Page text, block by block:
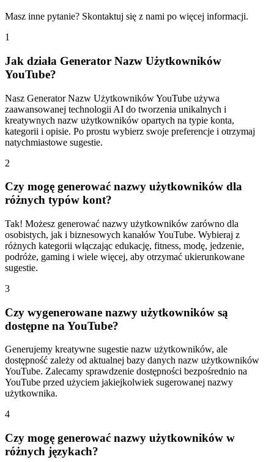
Masz inne pytanie? Skontaktuj się z nami po więcej informacji.
1
Jak działa Generator Nazw Użytkowników
YouTube?
Nasz Generator Nazw Użytkowników YouTube używa
zaawansowanej technologii AI do tworzenia unikalnych i
kreatywnych nazw użytkowników opartych na typie konta,
kategorii i opisie. Po prostu wybierz swoje preferencje i otrzymaj
natychmiastowe sugestie.
2
Czy mogę generować nazwy użytkowników dla
różnych typów kont?
Tak! Możesz generować nazwy użytkowników zarówno dla
osobistych, jak i biznesowych kanałów YouTube. Wybieraj z
różnych kategorii włączając edukację, fitness, modę, jedzenie,
podróże, gaming i wiele więcej, aby otrzymać ukierunkowane
sugestie.
3
Czy wygenerowane nazwy użytkowników są
dostępne na YouTube?
Generujemy kreatywne sugestie nazw użytkowników, ale
dostępność zależy od aktualnej bazy danych nazw użytkowników
YouTube. Zalecamy sprawdzenie dostępności bezpośrednio na
YouTube przed użyciem jakiejkolwiek sugerowanej nazwy
użytkownika.
4
Czy mogę generować nazwy użytkowników w
różnych językach?